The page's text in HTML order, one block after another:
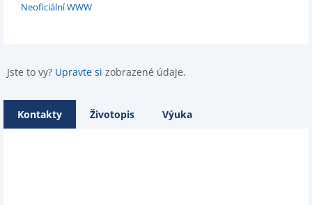
Neoficiální WWW
Jste to vy? Upravte si zobrazené údaje.
Kontakty Životopis Výuka